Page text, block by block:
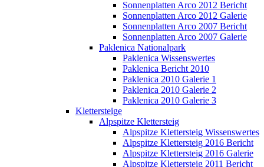
Sonnenplatten Arco 2012 Bericht
Sonnenplatten Arco 2012 Galerie
Sonnenplatten Arco 2007 Bericht
Sonnenplatten Arco 2007 Galerie
Paklenica Nationalpark
Paklenica Wissenswertes
Paklenica Bericht 2010
Paklenica 2010 Galerie 1
Paklenica 2010 Galerie 2
Paklenica 2010 Galerie 3
Klettersteige
Alpspitze Klettersteig
Alpspitze Klettersteig Wissenswertes
Alpspitze Klettersteig 2016 Bericht
Alpspitze Klettersteig 2016 Galerie
Alpspitze Klettersteig 2011 Bericht